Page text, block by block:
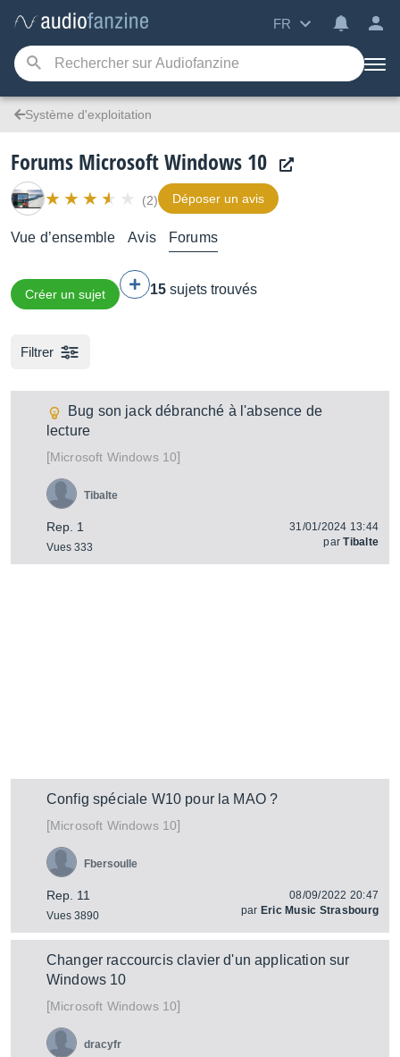
FR
Système d'exploitation
Forums Microsoft Windows 10
(2) Déposer un avis
Vue d’ensemble Avis Forums
Créer un sujet 15 sujets trouvés
Filtrer
Bug son jack débranché à l'absence de
lecture
[Microsoft Windows 10]
Rep. 1
Vues 333
Tibalte
31/01/2024 13:44
parTibalte
Config spéciale W10 pour la MAO ?
[Microsoft Windows 10]
Rep. 11
Vues 3890
Fbersoulle
08/09/2022 20:47
par Eric Music Strasbourg
Changer raccourcis clavier d'un application sur
Windows 10
[Microsoft Windows 10]
dracyfr